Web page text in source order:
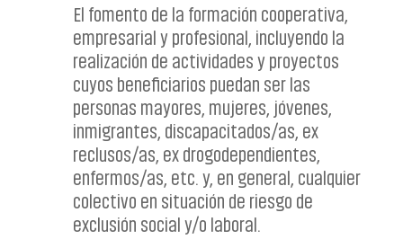
El fomento de la formación cooperativa,
empresarial y profesional, incluyendo la
realización de actividades y proyectos
cuyos beneficiarios puedan ser las
personas mayores, mujeres, jóvenes,
inmigrantes, discapacitados/as, ex
reclusos/as, ex drogodependientes,
enfermos/as, etc. y, en general, cualquier
colectivo en situación de riesgo de
exclusión social y/o laboral.